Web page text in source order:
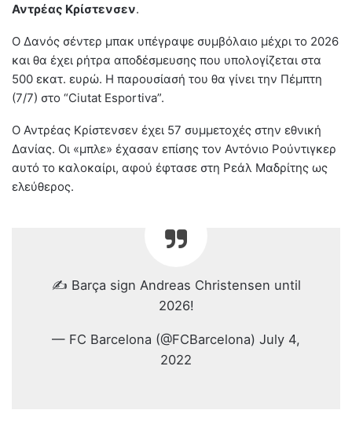
Αντρέας Κρίστενσεν.
Ο Δανός σέντερ μπακ υπέγραψε συμβόλαιο μέχρι το 2026
και θα έχει ρήτρα αποδέσμευσης που υπολογίζεται στα
500 εκατ. ευρώ. Η παρουσίασή του θα γίνει την Πέμπτη
(7/7) στο “Ciutat Esportiva”.
Ο Αντρέας Κρίστενσεν έχει 57 συμμετοχές στην εθνική
Δανίας. Οι «μπλε» έχασαν επίσης τον Αντόνιο Ρούντιγκερ
αυτό το καλοκαίρι, αφού έφτασε στη Ρεάλ Μαδρίτης ως
ελεύθερος.
✍️ Barça sign Andreas Christensen until
2026!
— FC Barcelona (@FCBarcelona) July 4,
2022